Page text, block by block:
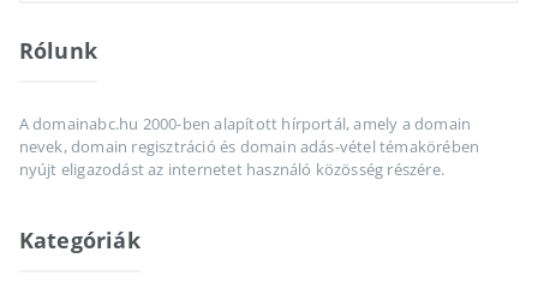
Rólunk
A domainabc.hu 2000-ben alapított hírportál, amely a domain
nevek, domain regisztráció és domain adás-vétel témakörében
nyújt eligazodást az internetet használó közösség részére.
Kategóriák